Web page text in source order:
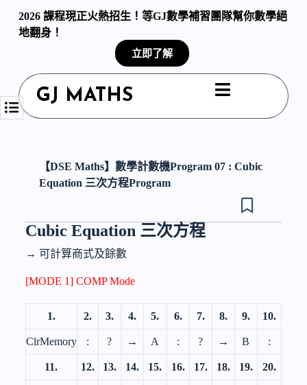
S
o
n
2026 課程現正火熱招生！等GJ數學補習團隊幫你數學絕
地翻身！
立即了解
GJ MATHS
【DSE Maths】數學計數機Program 07 : Cubic
Equation 三次方程Program
Cubic Equation 三次方程
→ 可計算商式及餘數
[MODE 1] COMP Mode
1. 2. 3. 4. 5. 6. 7. 8. 9. 10.
ClrMemory : ? → A : ? → B :
11. 12. 13. 14. 15. 16. 17. 18. 19. 20.